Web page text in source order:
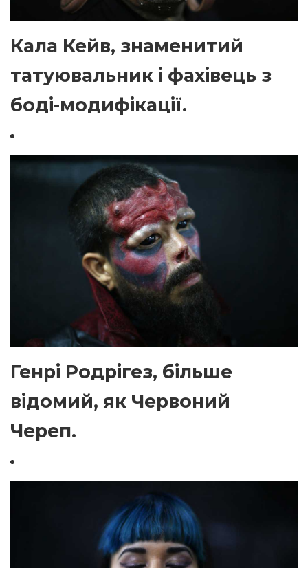
Кала Кейв, знаменитий
татуювальник і фахівець з
боді-модифікації.
Генрі Родрігез, більше
відомий, як Червоний
Череп.